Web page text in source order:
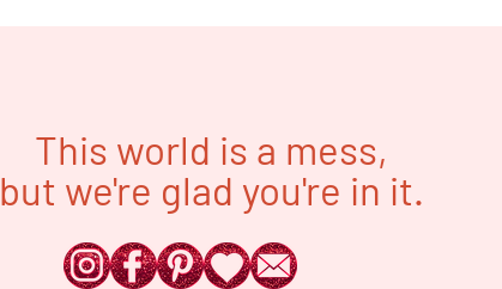
This world is a mess,
but we're glad you're in it.